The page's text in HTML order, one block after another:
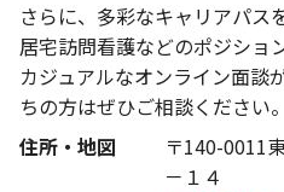
さらに、多彩なキャリアパス
居宅訪問看護などのポジショ
カジュアルなオンライン面談
ちの方はぜひご相談ください。
住所・地図
〒140-0011
－１４